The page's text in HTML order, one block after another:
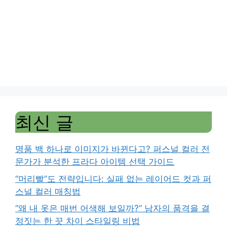
최신 글
명품 백 하나로 이미지가 바뀐다고? 퍼스널 컬러 전
문가가 분석한 프라다 아이템 선택 가이드
“머리빨”도 전략입니다: 실패 없는 레이어드 컷과 퍼
스널 컬러 매칭법
“왜 내 옷은 매번 어색해 보일까?” 남자의 품격을 결
정짓는 한 끗 차이 스타일링 비법